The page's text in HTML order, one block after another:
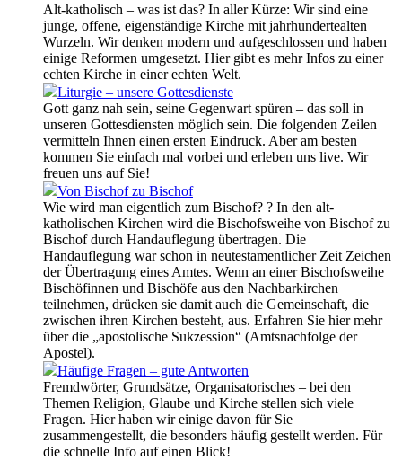
Alt-katholisch – was ist das? In aller Kürze: Wir sind eine
junge, offene, eigenständige Kirche mit jahrhundertealten
Wurzeln. Wir denken modern und aufgeschlossen und haben
einige Reformen umgesetzt. Hier gibt es mehr Infos zu einer
echten Kirche in einer echten Welt.
Liturgie – unsere Gottesdienste
Gott ganz nah sein, seine Gegenwart spüren – das soll in
unseren Gottesdiensten möglich sein. Die folgenden Zeilen
vermitteln Ihnen einen ersten Eindruck. Aber am besten
kommen Sie einfach mal vorbei und erleben uns live. Wir
freuen uns auf Sie!
Von Bischof zu Bischof
Wie wird man eigentlich zum Bischof? ? In den alt-
katholischen Kirchen wird die Bischofsweihe von Bischof zu
Bischof durch Handauflegung übertragen. Die
Handauflegung war schon in neutestamentlicher Zeit Zeichen
der Übertragung eines Amtes. Wenn an einer Bischofsweihe
Bischöfinnen und Bischöfe aus den Nachbarkirchen
teilnehmen, drücken sie damit auch die Gemeinschaft, die
zwischen ihren Kirchen besteht, aus. Erfahren Sie hier mehr
über die „apostolische Sukzession“ (Amtsnachfolge der
Apostel).
Häufige Fragen – gute Antworten
Fremdwörter, Grundsätze, Organisatorisches – bei den
Themen Religion, Glaube und Kirche stellen sich viele
Fragen. Hier haben wir einige davon für Sie
zusammengestellt, die besonders häufig gestellt werden. Für
die schnelle Info auf einen Blick!